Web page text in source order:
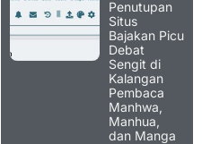
Penutupan
Situs
Bajakan Picu
Debat
Sengit di
Kalangan
Pembaca
Manhwa,
Manhua,
dan Manga